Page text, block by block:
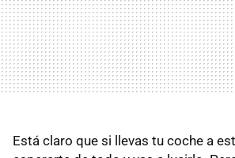
Está claro que si llevas tu coche a